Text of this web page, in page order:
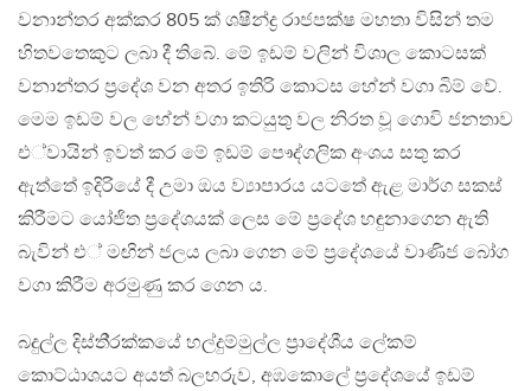
වනාන්තර අක්කර 805 ක් ශෂීන්ද්‍ර රාජපක්ෂ මහතා විසින් තම
හිතවතෙකුට ලබා දී තිබේ. මේ ඉඩම් වලින් විශාල කොටසක්
වනාන්තර ප‍්‍රදේශ වන අතර ඉතිරි කොටස හේන් වගා බිම් වේ.
මෙම ඉඩම් වල හේන් වගා කටයුතු වල නිරත වූ ගොවි ජනතාව
එ්වායින් ඉවත් කර මේ ඉඩම් පෞද්ගලික අංශය සතු කර
ඇත්තේ ඉදිරියේ දී උමා ඔය ව්‍යාපාරය යටතේ ඇළ මාර්ග සකස්
කිරීමට යෝජිත ප‍්‍රදේශයක් ලෙස මේ ප‍්‍රදේශ හඳුනාගෙන ඇති
බැවින් එ් මඟින් ජලය ලබා ගෙන මේ ප‍්‍රදේශයේ වාණිජ බෝග
වගා කිරීම අරමුණු කර ගෙන ය.
බදුල්ල දිස්ති‍්‍රක්කයේ හල්දුම්මුල්ල ප‍්‍රාදේශීය ලේකම්
කොට්ඨාශයට අයත් බලහරුව, අඹකොලේ ප‍්‍රදේශයේ ඉඩම්